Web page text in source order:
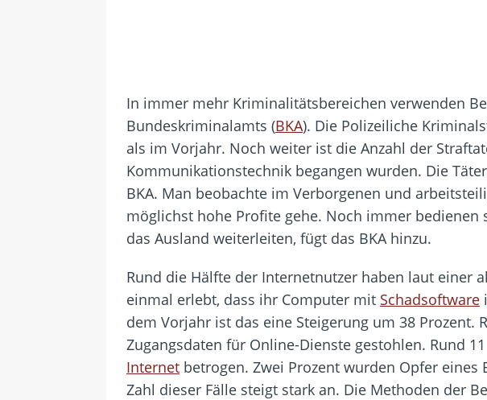
In immer mehr Kriminalitätsbereichen verwenden
Bundeskriminalamts (BKA). Die Polizeiliche
als im Vorjahr. Noch weiter ist die Anzahl der
Kommunikationstechnik begangen wurden. Die
BKA. Man beobachte im Verborgenen und
möglichst hohe Profite gehe. Noch immer
das Ausland weiterleiten, fügt das BKA hinzu.
Rund die Hälfte der Internetnutzer haben laut einer
einmal erlebt, dass ihr Computer mit Schadsoftware
dem Vorjahr ist das eine Steigerung um 38
Zugangsdaten für Online-Dienste gestohlen. Rund
Internet betrogen. Zwei Prozent wurden Opfer
Zahl dieser Fälle steigt stark an. Die Methoden der